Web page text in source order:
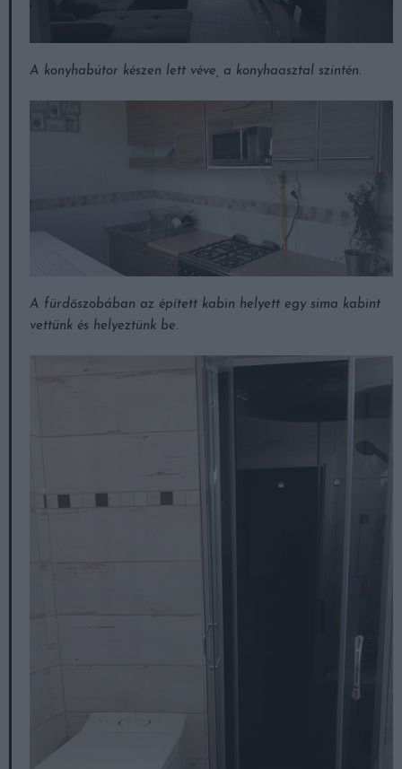
A konyhabútor készen lett véve, a konyhaasztal szintén.
A fürdőszobában az épített kabin helyett egy sima kabint
vettünk és helyeztünk be.